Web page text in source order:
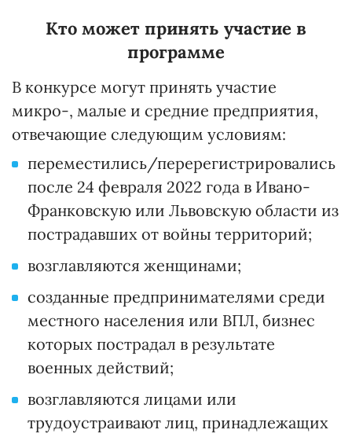
Кто может принять участие в
программе
В конкурсе могут принять участие
микро-, малые и средние предприятия,
отвечающие следующим условиям:
переместились/перерегистрировались
после 24 февраля 2022 года в Ивано-
Франковскую или Львовскую области из
пострадавших от войны территорий;
возглавляются женщинами;
созданные предпринимателями среди
местного населения или ВПЛ, бизнес
которых пострадал в результате
военных действий;
возглавляются лицами или
трудоустраивают лиц, принадлежащих